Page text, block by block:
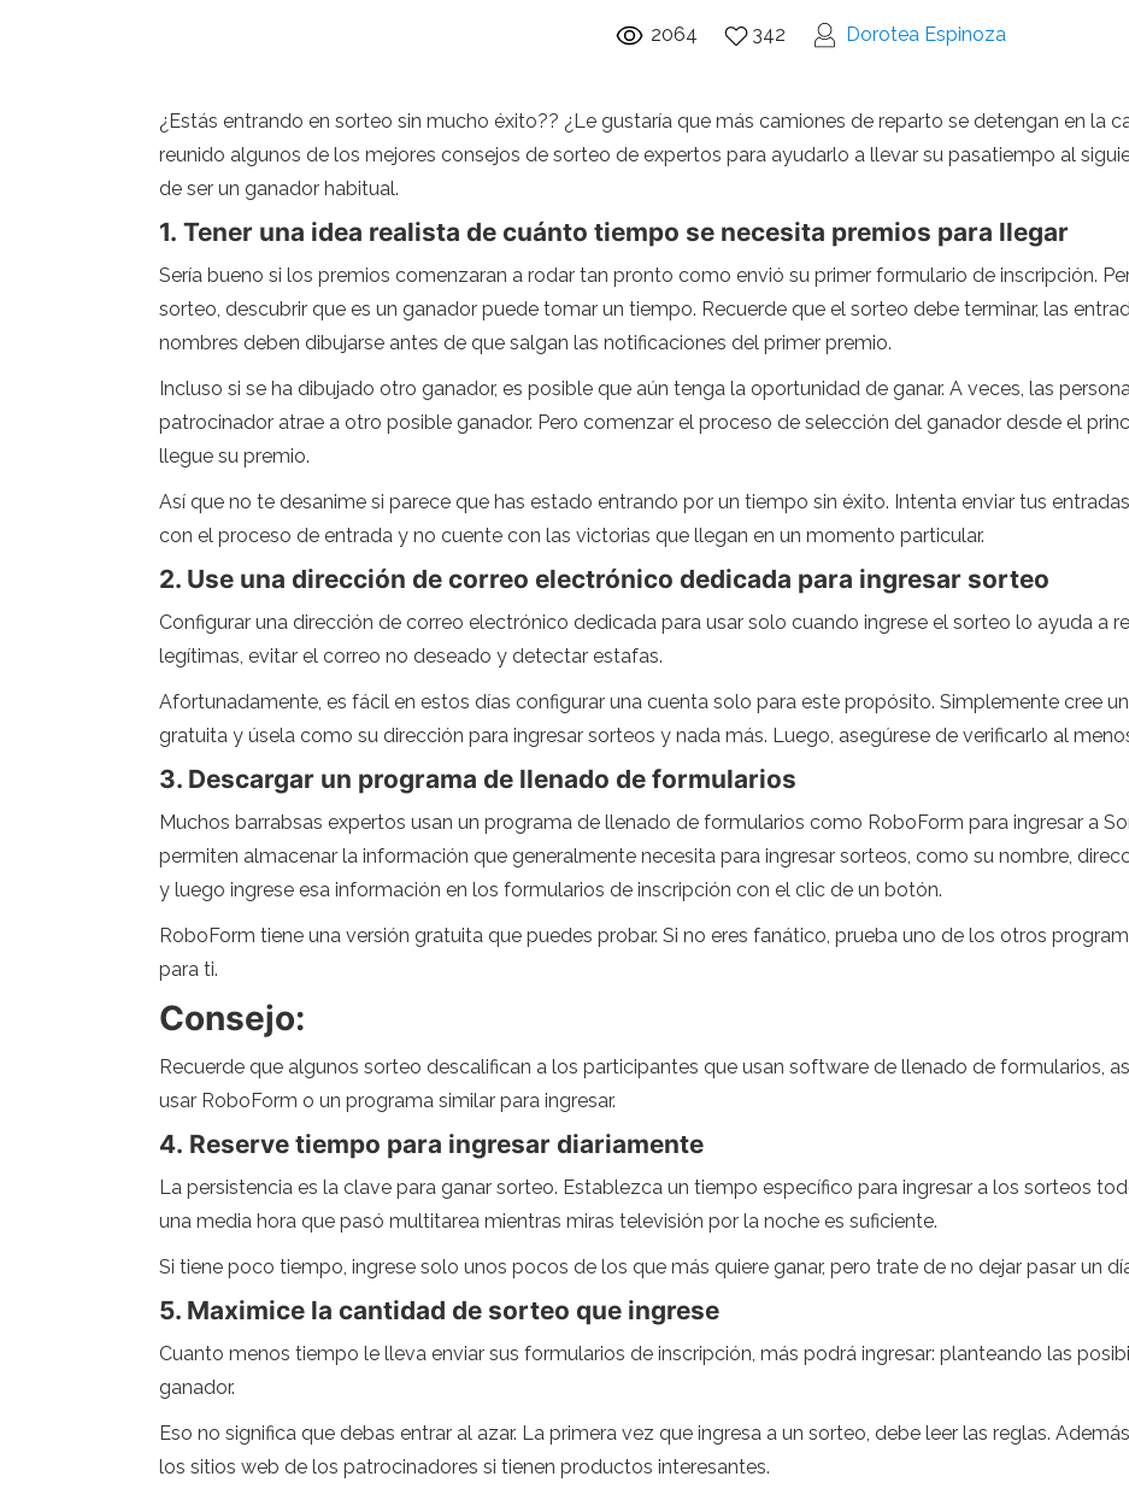
2064 342 Dorotea Espinoza
¿Estás entrando en sorteo sin mucho éxito?? ¿Le gustaría que más camiones de reparto se detengan en la
reunido algunos de los mejores consejos de sorteo de expertos para ayudarlo a llevar su pasatiempo al
de ser un ganador habitual.
1. Tener una idea realista de cuánto tiempo se necesita premios para llegar
Sería bueno si los premios comenzaran a rodar tan pronto como envió su primer formulario de inscripción.
sorteo, descubrir que es un ganador puede tomar un tiempo. Recuerde que el sorteo debe terminar, las
nombres deben dibujarse antes de que salgan las notificaciones del primer premio.
Incluso si se ha dibujado otro ganador, es posible que aún tenga la oportunidad de ganar. A veces, las
patrocinador atrae a otro posible ganador. Pero comenzar el proceso de selección del ganador desde el
llegue su premio.
Así que no te desanime si parece que has estado entrando por un tiempo sin éxito. Intenta enviar tus
con el proceso de entrada y no cuente con las victorias que llegan en un momento particular.
2. Use una dirección de correo electrónico dedicada para ingresar sorteo
Configurar una dirección de correo electrónico dedicada para usar solo cuando ingrese el sorteo lo ayuda a
legítimas, evitar el correo no deseado y detectar estafas.
Afortunadamente, es fácil en estos días configurar una cuenta solo para este propósito. Simplemente cree
gratuita y úsela como su dirección para ingresar sorteos y nada más. Luego, asegúrese de verificarlo al
3. Descargar un programa de llenado de formularios
Muchos barrabsas expertos usan un programa de llenado de formularios como RoboForm para ingresar a
permiten almacenar la información que generalmente necesita para ingresar sorteos, como su nombre,
y luego ingrese esa información en los formularios de inscripción con el clic de un botón.
RoboForm tiene una versión gratuita que puedes probar. Si no eres fanático, prueba uno de los otros
para ti.
Consejo:
Recuerde que algunos sorteo descalifican a los participantes que usan software de llenado de formularios,
usar RoboForm o un programa similar para ingresar.
4. Reserve tiempo para ingresar diariamente
La persistencia es la clave para ganar sorteo. Establezca un tiempo específico para ingresar a los sorteos
una media hora que pasó multitarea mientras miras televisión por la noche es suficiente.
Si tiene poco tiempo, ingrese solo unos pocos de los que más quiere ganar, pero trate de no dejar pasar un
5. Maximice la cantidad de sorteo que ingrese
Cuanto menos tiempo le lleva enviar sus formularios de inscripción, más podrá ingresar: planteando las
ganador.
Eso no significa que debas entrar al azar. La primera vez que ingresa a un sorteo, debe leer las reglas.
los sitios web de los patrocinadores si tienen productos interesantes.